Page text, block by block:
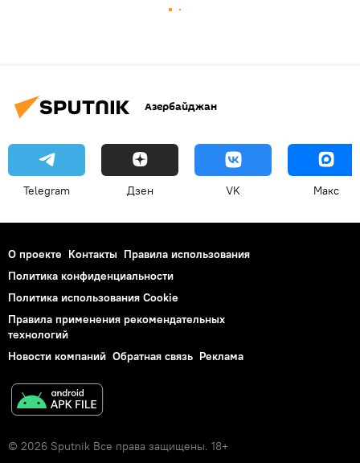
Азербайджан
Telegram Дзен VK Макс
О проекте Контакты Правила использования
Политика конфиденциальности
Политика использования Cookie
Правила применения рекомендательных
технологий
Новости компаний Обратная связь Реклама
© 2026 Sputnik Все права защищены. 18+